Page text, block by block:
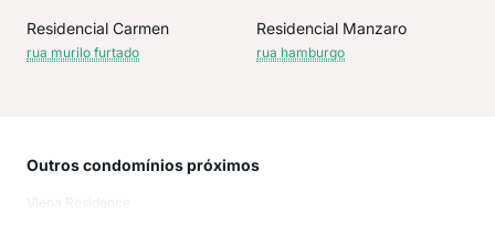
Residencial Carmen
rua murilo furtado
Residencial Manzaro
rua hamburgo
Outros condomínios próximos
Viena Residence